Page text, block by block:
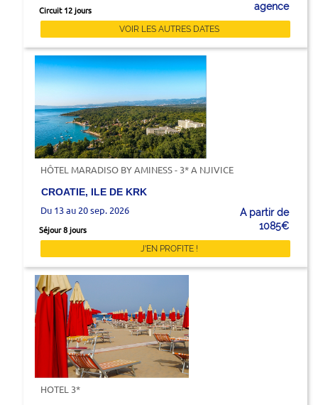
Circuit 12 jours
agence
VOIR LES AUTRES DATES
HÔTEL MARADISO BY AMINESS - 3* A NJIVICE
CROATIE, ILE DE KRK
Du 13 au 20 sep. 2026
Séjour 8 jours
A partir de
1085€
J'EN PROFITE !
HOTEL 3*